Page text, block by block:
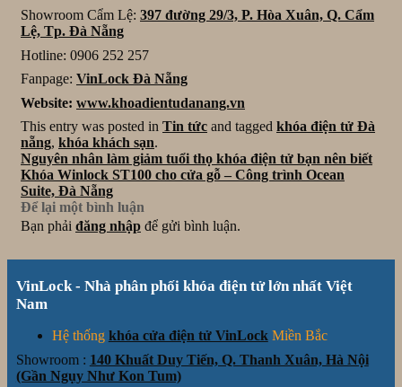
Showroom Cẩm Lệ: 397 đường 29/3, P. Hòa Xuân, Q. Cẩm
Lệ, Tp. Đà Nẵng
Hotline: 0906 252 257
Fanpage: VinLock Đà Nẵng
Website: www.khoadientudanang.vn
This entry was posted in Tin tức and tagged khóa điện tử Đà
nẵng, khóa khách sạn.
Nguyên nhân làm giảm tuổi thọ khóa điện tử bạn nên biết
Khóa Winlock ST100 cho cửa gỗ – Công trình Ocean
Suite, Đà Nẵng
Để lại một bình luận
Bạn phải đăng nhập để gửi bình luận.
VinLock - Nhà phân phối khóa điện tử lớn nhất Việt
Nam
Hệ thống khóa cửa điện tử VinLock Miền Bắc
Showroom : 140 Khuất Duy Tiến, Q. Thanh Xuân, Hà Nội
(Gần Ngụy Như Kon Tum)